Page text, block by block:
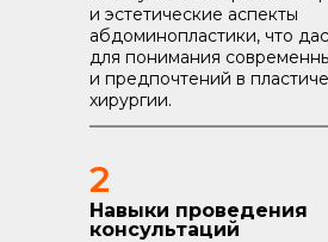
и эстетические аспекты
абдоминопластики, что
для понимания
и предпочтений в
хирургии.
Навыки проведения
консультаций
2